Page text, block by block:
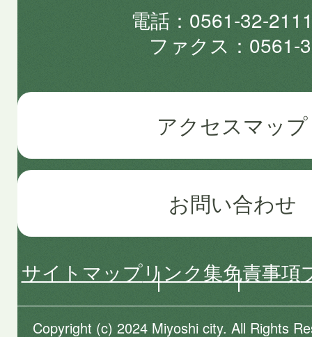
電話
0561-32-
ファクス
0561-
アクセスマップ
お問い合わせ
サイトマップリンク集免責事項
Copyright (c) 2024 Miyoshi city. All Rights